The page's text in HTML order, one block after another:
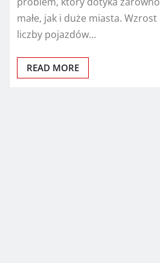
małe, jak i duże miasta. Wzrost
liczby pojazdów…
READ MORE